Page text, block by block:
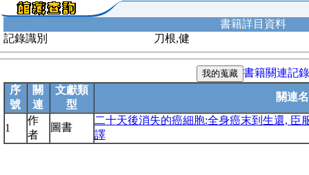
書籍詳目資料
記錄識別
刀根,健
書籍關連記錄
序
號
關
連
文獻類
型
關連
1
作
者
圖書
二十天後消失的癌細胞:全身癌末到生還, 臣
譯